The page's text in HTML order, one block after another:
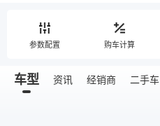
参数配置 购车计算
车型 资讯 经销商 二手车